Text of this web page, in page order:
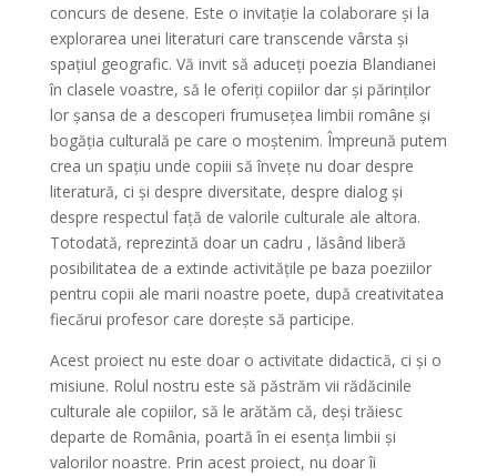
concurs de desene. Este o invitație la colaborare și la
explorarea unei literaturi care transcende vârsta și
spațiul geografic. Vă invit să aduceți poezia Blandianei
în clasele voastre, să le oferiți copiilor dar și părinților
lor șansa de a descoperi frumusețea limbii române și
bogăția culturală pe care o moștenim. Împreună putem
crea un spațiu unde copiii să învețe nu doar despre
literatură, ci și despre diversitate, despre dialog și
despre respectul față de valorile culturale ale altora.
Totodată, reprezintă doar un cadru , lăsând liberă
posibilitatea de a extinde activitățile pe baza poeziilor
pentru copii ale marii noastre poete, după creativitatea
fiecărui profesor care dorește să participe.
Acest proiect nu este doar o activitate didactică, ci și o
misiune. Rolul nostru este să păstrăm vii rădăcinile
culturale ale copiilor, să le arătăm că, deși trăiesc
departe de România, poartă în ei esența limbii și
valorilor noastre. Prin acest proiect, nu doar îi